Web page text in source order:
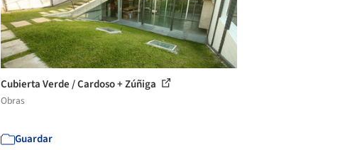
Cubierta Verde / Cardoso + Zúñiga
Obras
Guardar